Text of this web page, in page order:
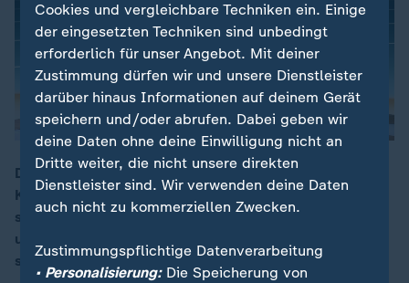
00:16
Das mahnt Gesundheitsminister Spahn in der Corona-
Krise. „In einer Jahrhundertsituation geht es ohne
staatliche Maßnahmen nicht“. Wichtig sei, dass Kitas
und Schulen offen blieben, so Spahn. Auch Kliniken
sollten keine wirtschaftlichen Schäden erleiden.
Cookies und vergleichbare Techniken ein. Einige
der eingesetzten Techniken sind unbedingt
erforderlich für unser Angebot. Mit deiner
Zustimmung dürfen wir und unsere Dienstleister
darüber hinaus Informationen auf deinem Gerät
speichern und/oder abrufen. Dabei geben wir
deine Daten ohne deine Einwilligung nicht an
Dritte weiter, die nicht unsere direkten
Dienstleister sind. Wir verwenden deine Daten
auch nicht zu kommerziellen Zwecken.
Zustimmungspflichtige Datenverarbeitung
• Personalisierung:Die Speicherung von